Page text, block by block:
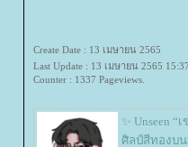
Create Date : 13 เมษายน 2565
Last Update : 13 เมษายน 2565
Counter : 1337 Pageviews.
✨️ Unseen
ศิลป์สีทองบ